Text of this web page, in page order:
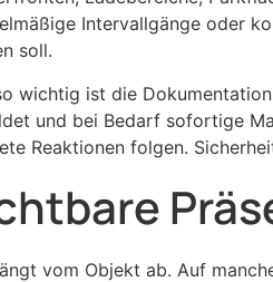
Intervallgänge oder
soll.
wichtig ist die
und bei Bedarf sofortige
Reaktionen folgen.
vom Objekt ab. Auf